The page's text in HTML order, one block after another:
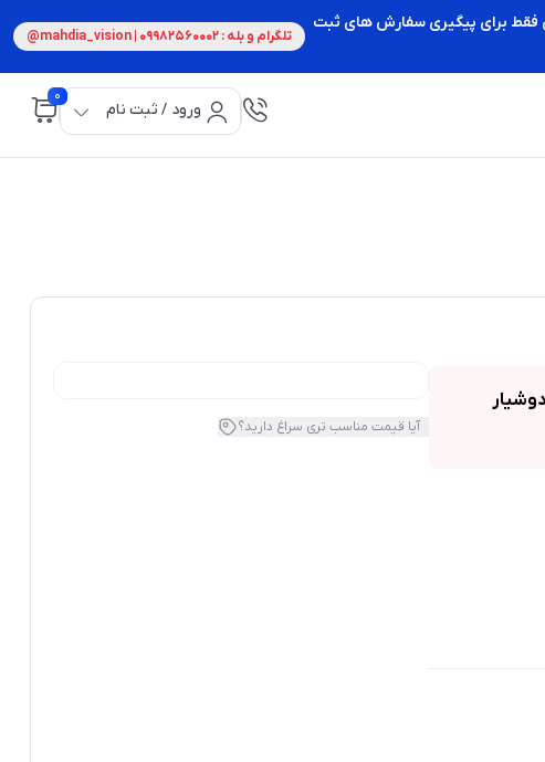
فقط برای پیگیری سفارش های ثبت
تلگرام و بله : 09982560002 | mahdia_vision@
ورود / ثبت نام
0
اس اس دی اینترنال وسترن دیجیتال مدل BLUE دوشیار
آیا قیمت مناسب تری سراغ دارید؟